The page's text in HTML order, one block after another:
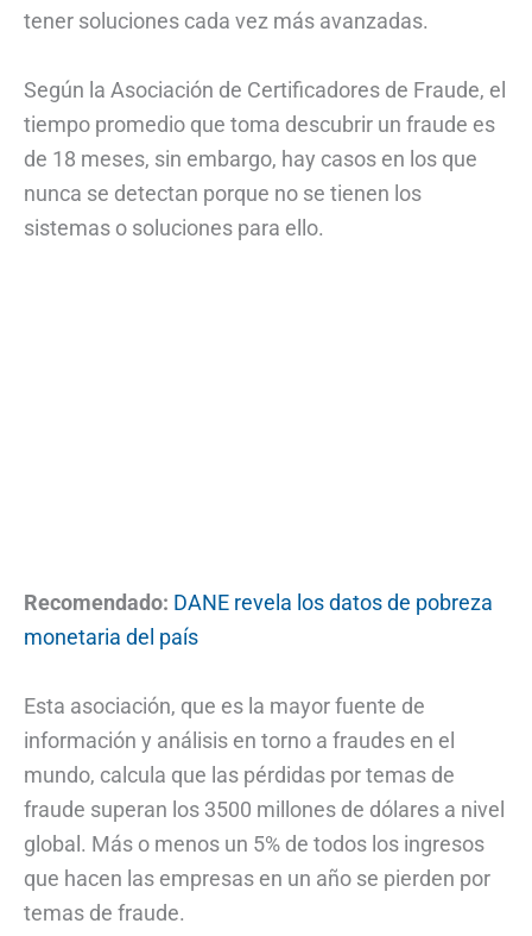
tener soluciones cada vez más avanzadas.
Según la Asociación de Certificadores de Fraude, el
tiempo promedio que toma descubrir un fraude es
de 18 meses, sin embargo, hay casos en los que
nunca se detectan porque no se tienen los
sistemas o soluciones para ello.
Recomendado: DANE revela los datos de pobreza
monetaria del país
Esta asociación, que es la mayor fuente de
información y análisis en torno a fraudes en el
mundo, calcula que las pérdidas por temas de
fraude superan los 3500 millones de dólares a nivel
global. Más o menos un 5% de todos los ingresos
que hacen las empresas en un año se pierden por
temas de fraude.